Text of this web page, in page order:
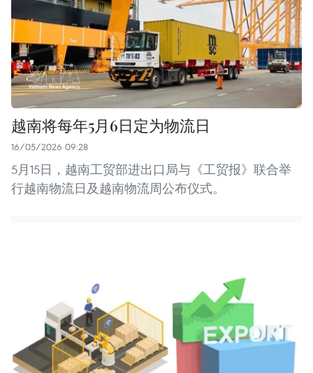
越南将每年5月6日定为物流日
16/05/2026 09:28
5月15日，越南工贸部进出口局与《工贸报》联合举
行越南物流日及越南物流周公布仪式。